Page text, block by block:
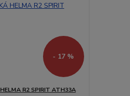
- 17 %
R2 SPIRIT ATH33A